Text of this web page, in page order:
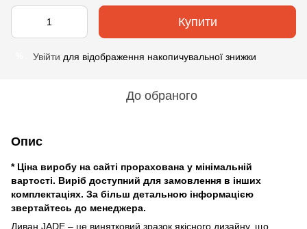
Купити
Увійти для відображення накопичувальної знижки
До обраного
Опис
* Ціна виробу на сайті прорахована у мінімальній
вартості. Виріб доступний для замовлення в інших
комплектаціях. За більш детальною інформацією
звертайтесь до менеджера.
Диван JADE – це винятковий зразок якісного дизайну, що